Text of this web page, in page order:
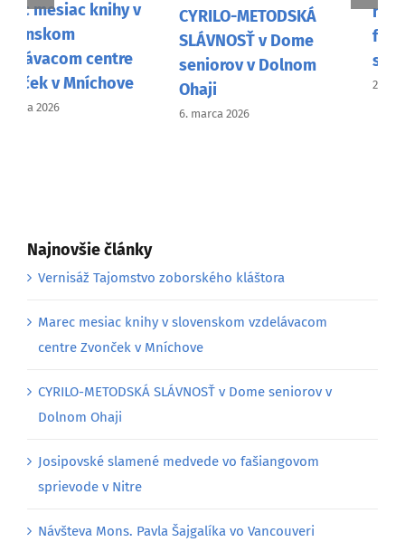
CYRILO-METODSKÁ
SLÁVNOSŤ v Dome
seniorov v Dolnom
Ohaji
6. marca 2026
medvede vo
fašiangovom
sprievode v Nitre
Najnovšie články
Vernisáž Tajomstvo zoborského kláštora
Marec mesiac knihy v slovenskom vzdelávacom
centre Zvonček v Mníchove
CYRILO-METODSKÁ SLÁVNOSŤ v Dome seniorov v
Dolnom Ohaji
Josipovské slamené medvede vo fašiangovom
sprievode v Nitre
Návšteva Mons. Pavla Šajgalíka vo Vancouveri